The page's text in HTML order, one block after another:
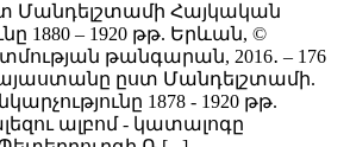
Մանդելշտամի Հայկական
1880 – 1920 թթ. Երևան, ©️
թանգարան, 2016․ – 176
ըստ Մանդելշտամի.
1878 - 1920 թթ.
ալբոմ - կատալոգը